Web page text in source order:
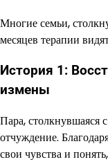
Многие семьи,
месяцев терапии
История 1:
измены
Пара, столкнувшаяся
отчуждение.
свои чувства и